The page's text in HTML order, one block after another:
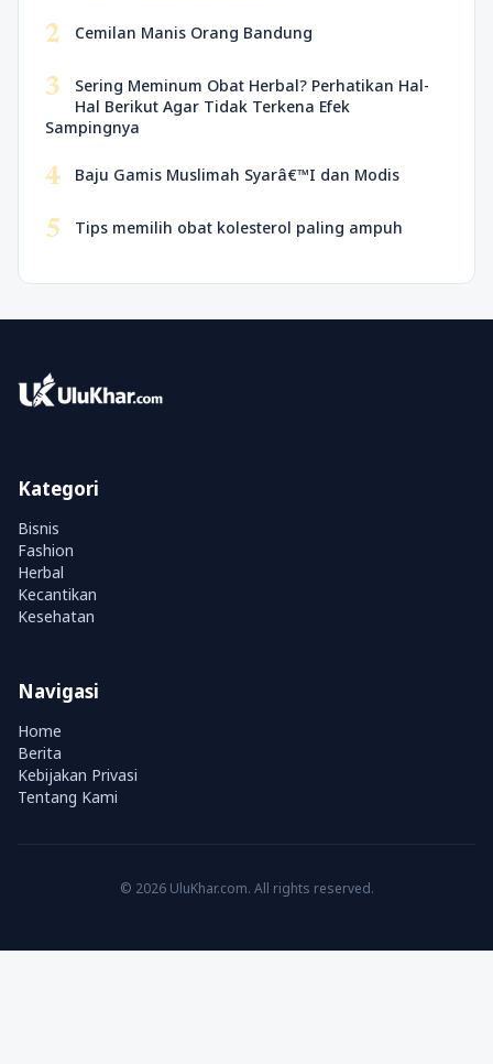
2 Cemilan Manis Orang Bandung
3
Sering Meminum Obat Herbal? Perhatikan Hal-
Hal Berikut Agar Tidak Terkena Efek
Sampingnya
4 Baju Gamis Muslimah Syarâ€™I dan Modis
5 Tips memilih obat kolesterol paling ampuh
Kategori
Bisnis
Fashion
Herbal
Kecantikan
Kesehatan
Navigasi
Home
Berita
Kebijakan Privasi
Tentang Kami
© 2026 UluKhar.com. All rights reserved.